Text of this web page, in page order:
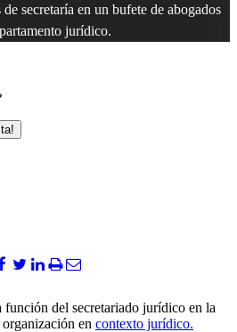
secretaría en un bufete de abogados
jurídico.
del secretariado jurídico en la
en contexto jurídico.